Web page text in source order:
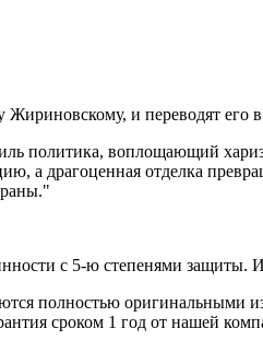
и переводят его
политика, воплощающий
а драгоценная отделка
с 5-ю степенями защиты.
полностью
сроком 1 год от нашей